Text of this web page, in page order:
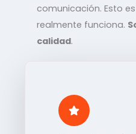
comunicación. Esto es
realmente funciona.
calidad.